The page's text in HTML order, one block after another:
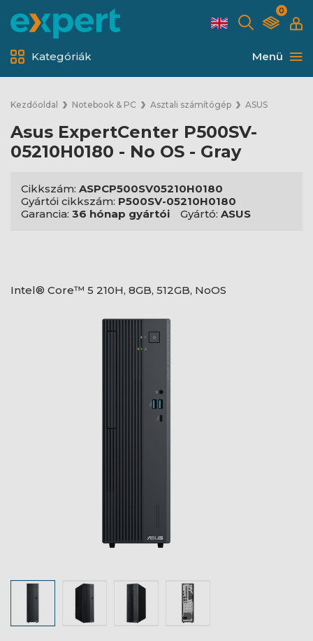
0
Menü
Kategóriák
Kezdőoldal Notebook & PC Asztali számítógép ASUS
Asus ExpertCenter P500SV-
05210H0180 - No OS - Gray
Cikkszám: ASPCP500SV05210H0180
Gyártói cikkszám: P500SV-05210H0180
Garancia: 36 hónap gyártói Gyártó: ASUS
Intel® Core™ 5 210H, 8GB, 512GB, NoOS